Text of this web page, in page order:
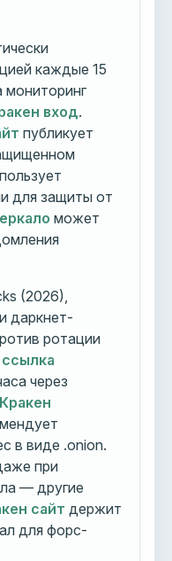
каждые 15
мониторинг
вход.
публикует
для защиты от
может
(2026),
даркнет-
ротации
через
Кракен
в виде .onion.
при
— другие
сайт держит
для форс-